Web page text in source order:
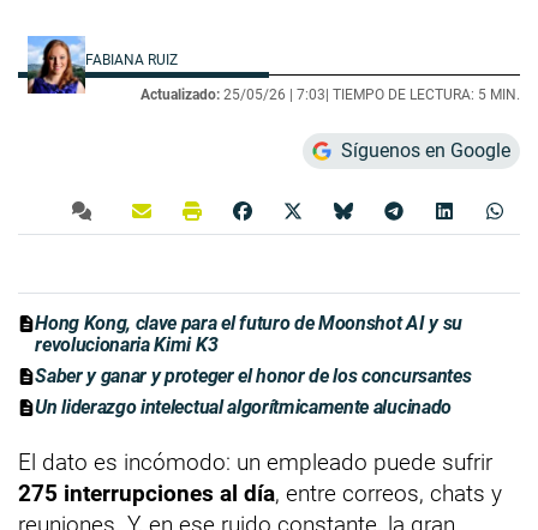
FABIANA RUIZ
Actualizado: 25/05/26 | 7:03| TIEMPO DE LECTURA: 5 MIN.
Síguenos en Google
Hong Kong, clave para el futuro de Moonshot AI y su
revolucionaria Kimi K3
Saber y ganar y proteger el honor de los concursantes
Un liderazgo intelectual algorítmicamente alucinado
El dato es incómodo: un empleado puede sufrir
275 interrupciones al día, entre correos, chats y
reuniones. Y, en ese ruido constante, la gran